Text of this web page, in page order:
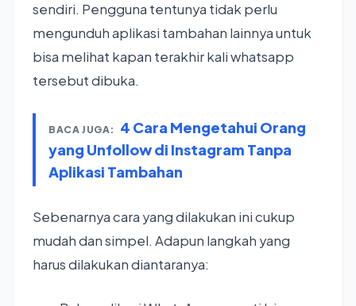
sendiri. Pengguna tentunya tidak perlu
mengunduh aplikasi tambahan lainnya untuk
bisa melihat kapan terakhir kali whatsapp
tersebut dibuka.
BACA JUGA:
4 Cara Mengetahui Orang
yang Unfollow di Instagram Tanpa
Aplikasi Tambahan
Sebenarnya cara yang dilakukan ini cukup
mudah dan simpel. Adapun langkah yang
harus dilakukan diantaranya: